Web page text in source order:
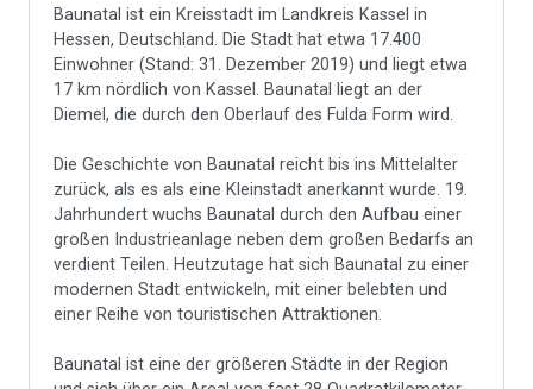
Baunatal ist ein Kreisstadt im Landkreis Kassel in
Hessen, Deutschland. Die Stadt hat etwa 17.400
Einwohner (Stand: 31. Dezember 2019) und liegt etwa
17 km nördlich von Kassel. Baunatal liegt an der
Diemel, die durch den Oberlauf des Fulda Form wird.
Die Geschichte von Baunatal reicht bis ins Mittelalter
zurück, als es als eine Kleinstadt anerkannt wurde. 19.
Jahrhundert wuchs Baunatal durch den Aufbau einer
großen Industrieanlage neben dem großen Bedarfs an
verdient Teilen. Heutzutage hat sich Baunatal zu einer
modernen Stadt entwickeln, mit einer belebten und
einer Reihe von touristischen Attraktionen.
Baunatal ist eine der größeren Städte in der Region